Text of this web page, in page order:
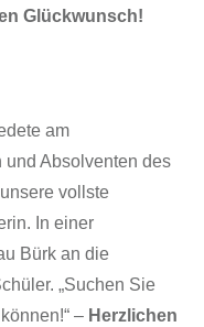
Glückwunsch!
am
Absolventen des
vollste
In einer
Bürk an die
„Suchen Sie
– Herzlichen